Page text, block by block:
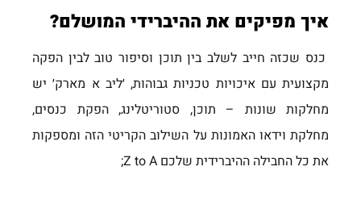
איך מפיקים את ההיברידי המושלם?
כנס שכזה חייב לשלב בין תוכן וסיפור טוב לבין הפקה
מקצועית עם איכויות טכניות גבוהות, ׳ליב א מארק׳ יש
מחלקות שונות – תוכן, סטוריטלינג, הפקת כנסים,
מחלקת וידאו האמונות על השילוב הקריטי הזה ומספקות
את כל החבילה ההיברידית שלכם Z to A;